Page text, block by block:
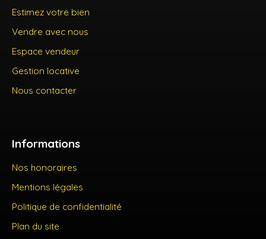
Estimez votre bien
Vendre avec nous
Espace vendeur
Gestion locative
Nous contacter
Informations
Nos honoraires
Mentions légales
Politique de confidentialité
Plan du site